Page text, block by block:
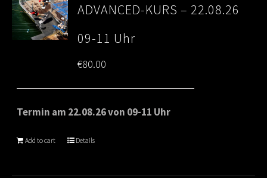
ADVANCED-KURS – 22.08.26
09-11 Uhr
€80.00
Termin am 22.08.26 von 09-11 Uhr
Add to cart Details